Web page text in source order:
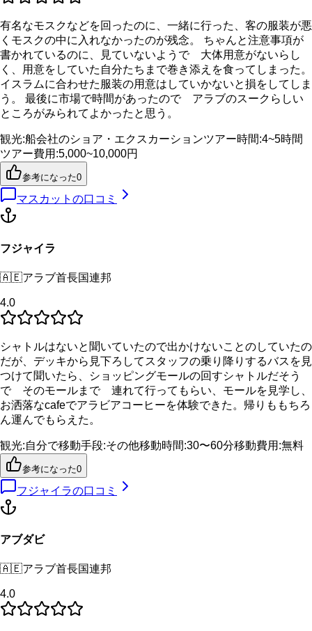
有名なモスクなどを回ったのに、一緒に行った、客の服装が悪
くモスクの中に入れなかったのが残念。 ちゃんと注意事項が
書かれているのに、見ていないようで 大体用意がないらし
く、用意をしていた自分たちまで巻き添えを食ってしまった。
イスラムに合わせた服装の用意はしていかないと損をしてしま
う。 最後に市場で時間があったので アラブのスークらしい
ところがみられてよかったと思う。
観光:船会社のショア・エクスカーションツアー時間:4~5時間
ツアー費用 :5,000~10,000円
参考になった0
マスカット の口コミ
フジャイラ
🇦🇪アラブ首長国連邦
4.0
シャトルはないと聞いていたので出かけないことのしていたの
だが、デッキから見下ろしてスタッフの乗り降りするバスを見
つけて聞いたら、ショッピングモールの回すシャトルだそう
で そのモールまで 連れて行ってもらい、モールを見学し、
お洒落なcafeでアラビアコーヒーを体験できた。帰りももちろ
ん運んでもらえた。
観光:自分で移動手段:その他移動時間:30〜60分移動費用 :無料
参考になった0
フジャイラの口コミ
アブダビ
🇦🇪アラブ首長国連邦
4.0